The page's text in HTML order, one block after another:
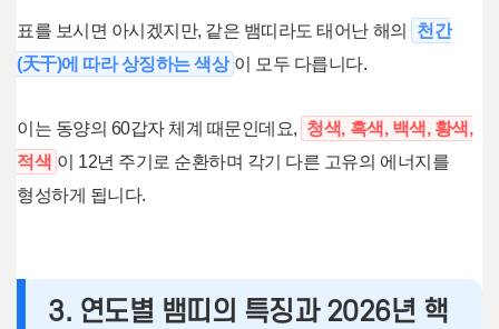
표를 보시면 아시겠지만, 같은 뱀띠라도 태어난 해의
천간
(天干)에 따라 상징하는 색상 이 모두 다릅니다.
이는 동양의 60갑자 체계 때문인데요, 청색, 흑색, 백색, 황색,
적색 이 12년 주기로 순환하며 각기 다른 고유의 에너지를
형성하게 됩니다.
3. 연도별 뱀띠의 특징과 2026년 핵